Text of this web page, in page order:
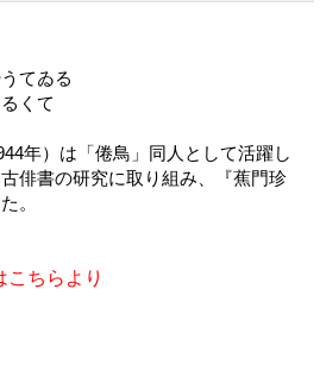
てゐる
くて
年）は「倦鳥」同人として活躍し
俳書の研究に取り組み、『蕉門珍
。
ちらより